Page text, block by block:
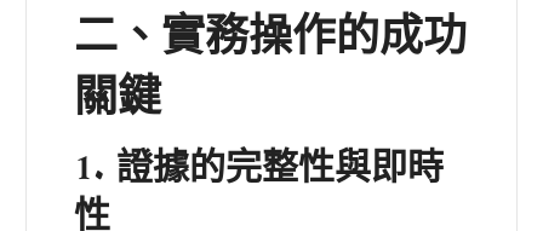
二、實務操作的成功
關鍵
1. 證據的完整性與即時
性